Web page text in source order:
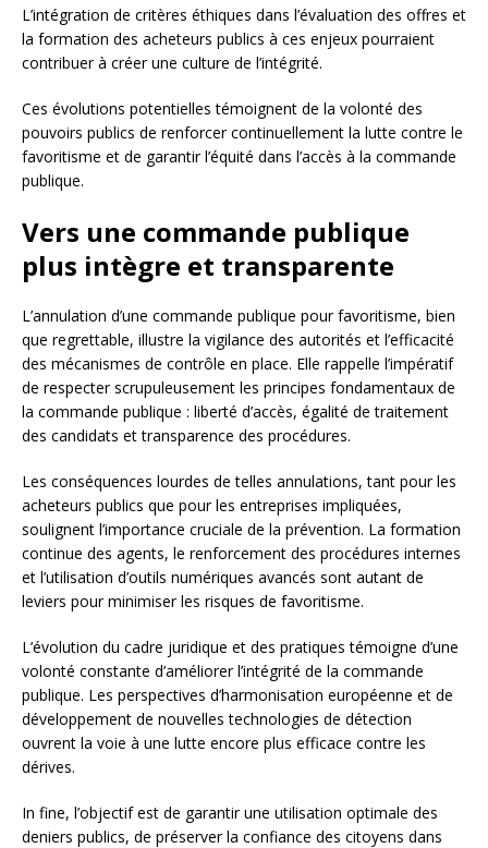
L’intégration de critères éthiques dans l’évaluation des offres et
la formation des acheteurs publics à ces enjeux pourraient
contribuer à créer une culture de l’intégrité.
Ces évolutions potentielles témoignent de la volonté des
pouvoirs publics de renforcer continuellement la lutte contre le
favoritisme et de garantir l’équité dans l’accès à la commande
publique.
Vers une commande publique
plus intègre et transparente
L’annulation d’une commande publique pour favoritisme, bien
que regrettable, illustre la vigilance des autorités et l’efficacité
des mécanismes de contrôle en place. Elle rappelle l’impératif
de respecter scrupuleusement les principes fondamentaux de
la commande publique : liberté d’accès, égalité de traitement
des candidats et transparence des procédures.
Les conséquences lourdes de telles annulations, tant pour les
acheteurs publics que pour les entreprises impliquées,
soulignent l’importance cruciale de la prévention. La formation
continue des agents, le renforcement des procédures internes
et l’utilisation d’outils numériques avancés sont autant de
leviers pour minimiser les risques de favoritisme.
L’évolution du cadre juridique et des pratiques témoigne d’une
volonté constante d’améliorer l’intégrité de la commande
publique. Les perspectives d’harmonisation européenne et de
développement de nouvelles technologies de détection
ouvrent la voie à une lutte encore plus efficace contre les
dérives.
In fine, l’objectif est de garantir une utilisation optimale des
deniers publics, de préserver la confiance des citoyens dans